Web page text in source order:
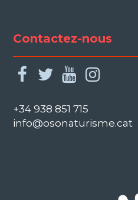
Contactez-nous
facebook
twitteryoutube
+34 938 851 715
info@osonaturisme.cat